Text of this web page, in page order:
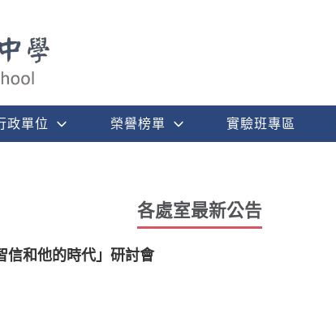
政單位 榮譽榜單 實驗班專區
各處室最新公告
信和他的時代」研討會